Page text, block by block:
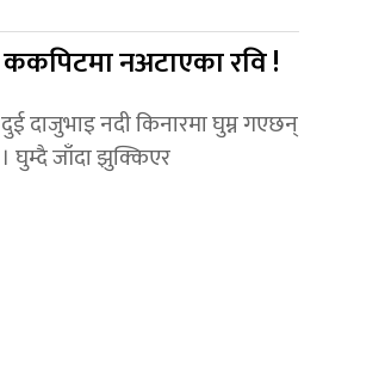
ककपिटमा नअटाएका रवि !
दुई दाजुभाइ नदी किनारमा घुम्न गएछन्
। घुम्दै जाँदा झुक्किएर